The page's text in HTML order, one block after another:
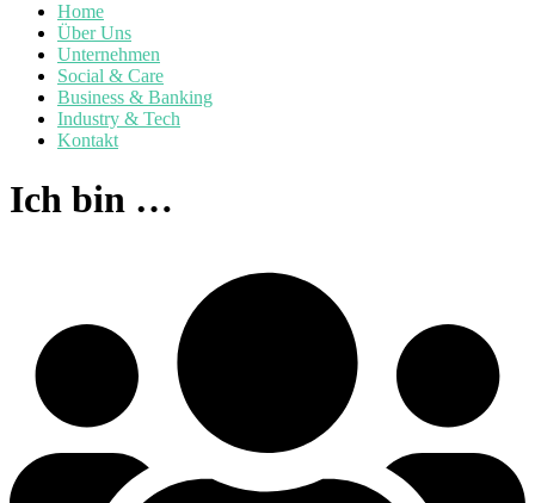
Home
Über Uns
Unternehmen
Social & Care
Business & Banking
Industry & Tech
Kontakt
Ich bin …